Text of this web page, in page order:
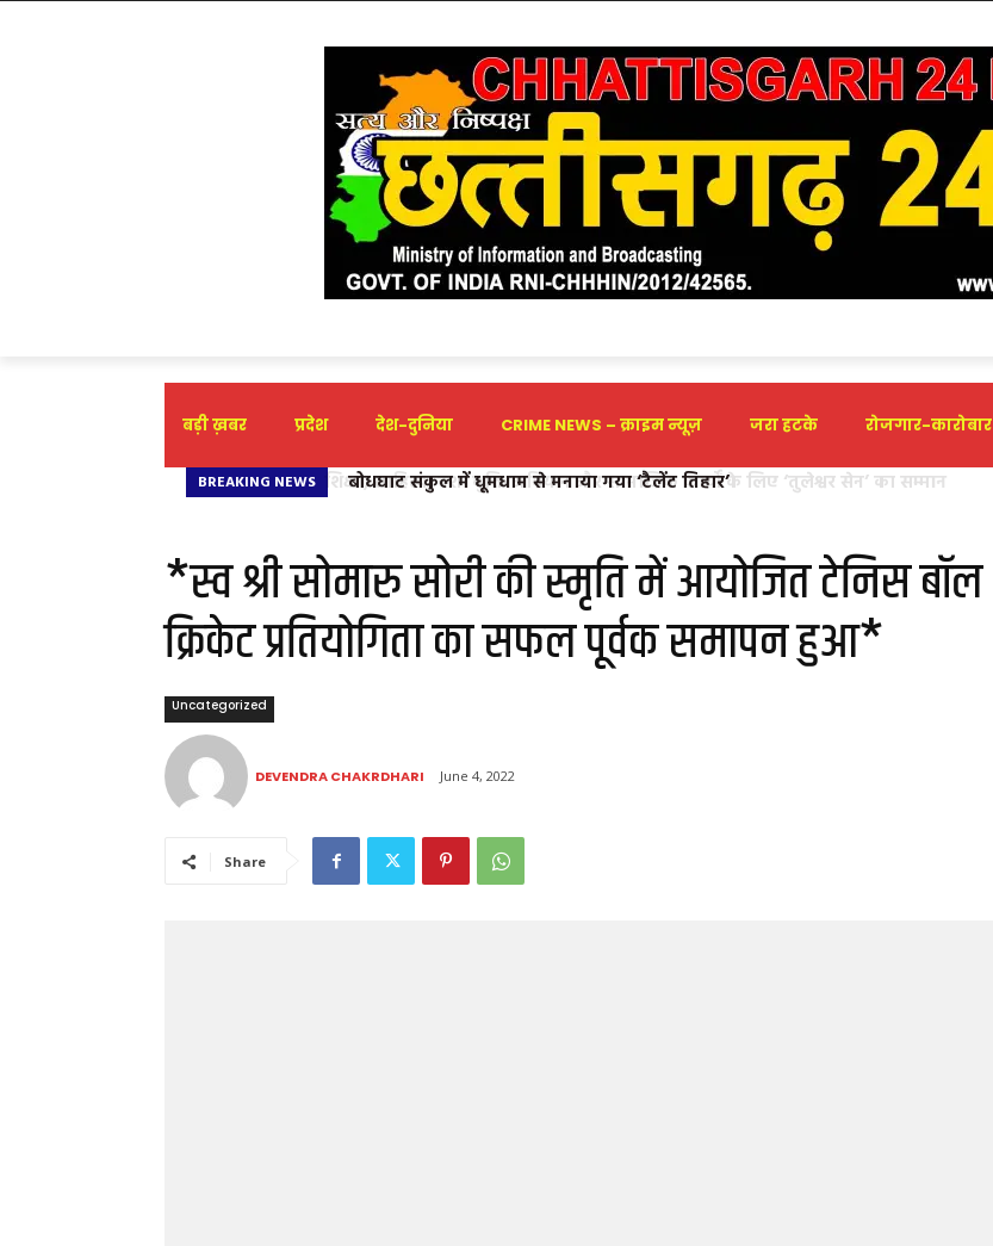
बड़ी ख़बर प्रदेश देश-दुनिया CRIME NEWS – क्राइम न्यूज़ जरा हटके रोजगार-कारोबार
BREAKING NEWS बोधघाट संकुल में धूमधाम से मनाया गया ‘टैलेंट तिहार’
*स्व श्री सोमारु सोरी की स्मृति में आयोजित टेनिस बॉल
क्रिकेट प्रतियोगिता का सफल पूर्वक समापन हुआ*
Uncategorized
DEVENDRA CHAKRDHARI June 4, 2022
Share